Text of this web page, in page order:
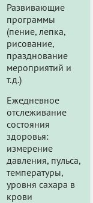
Развивающие
программы
(пение, лепка,
рисование,
празднование
мероприятий и
т.д.)
Ежедневное
отслеживание
состояния
здоровья:
измерение
давления, пульса,
температуры,
уровня сахара в
крови